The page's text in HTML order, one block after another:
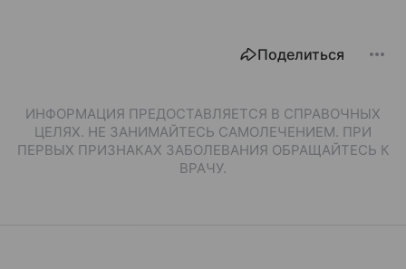
Поделиться
ИНФОРМАЦИЯ ПРЕДОСТАВЛЯЕТСЯ В СПРАВОЧНЫХ
ЦЕЛЯХ. НЕ ЗАНИМАЙТЕСЬ САМОЛЕЧЕНИЕМ. ПРИ
ПЕРВЫХ ПРИЗНАКАХ ЗАБОЛЕВАНИЯ ОБРАЩАЙТЕСЬ К
ВРАЧУ.